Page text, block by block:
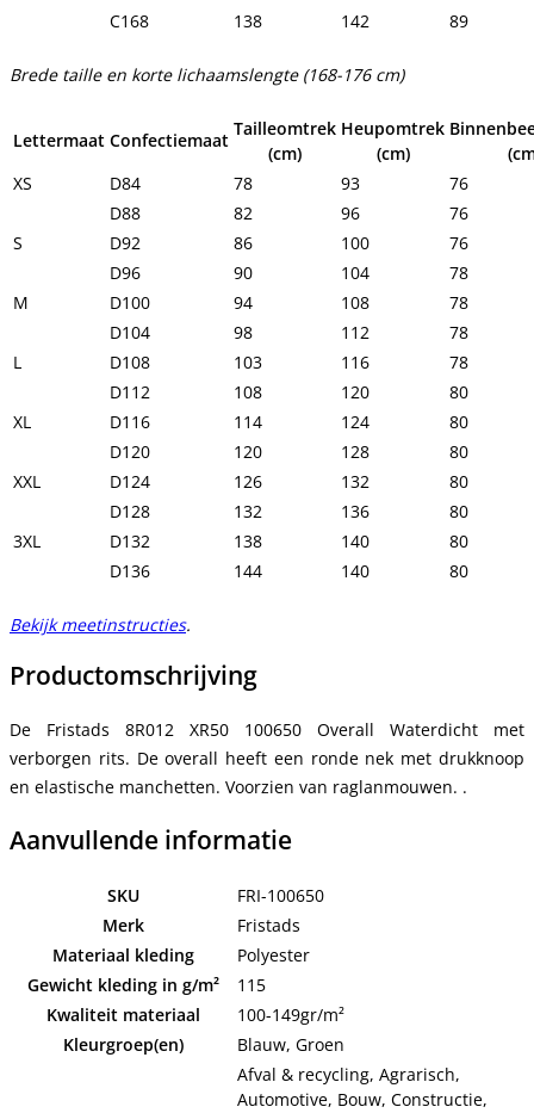
C168
138 142 89
Brede taille en korte lichaamslengte (168-176 cm)
Lettermaat Confectiemaat
Tailleomtrek
(cm)
Heupomtrek
(cm)
XS
D84 78 93
76
D88
82 96
76
S
D92 86 100
76
D96
90 104
78
M
D100 94 108
78
D104
98 112
78
L
D108 103 116
78
D112
108 120
80
XL
D116 114 124
80
D120
120 128
80
XXL
D124 126 132
80
D128
132 136
80
3XL
D132 138 140
80
D136
144 140 80
Bekijk meetinstructies.
Productomschrijving
De Fristads 8R012 XR50 100650 Overall Waterdicht met
verborgen rits. De overall heeft een ronde nek met drukknoop
en elastische manchetten. Voorzien van raglanmouwen. .
Aanvullende informatie
SKU
FRI-100650
Merk
Fristads
Materiaal kleding
Polyester
Gewicht kleding in g/m²
115
Kwaliteit materiaal
100-149gr/m²
Kleurgroep(en)
Blauw, Groen
Afval & recycling, Agrarisch,
Automotive, Bouw, Constructie,